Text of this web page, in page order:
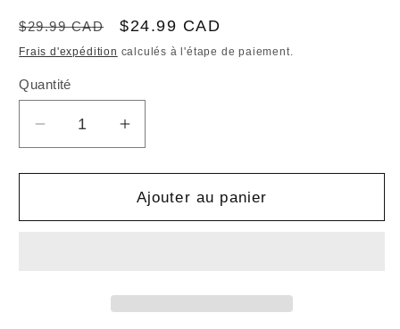
Prix
habituel
$29.99 CAD
Prix
promotionnel
$24.99 CAD
Frais d'expédition calculés à l'étape de paiement.
Quantité
Quantité
Réduire
la
quantité
MILLIMETRIK
Augmenter
la
quantité
de
MILLIMETRIK
Ajouter au panier